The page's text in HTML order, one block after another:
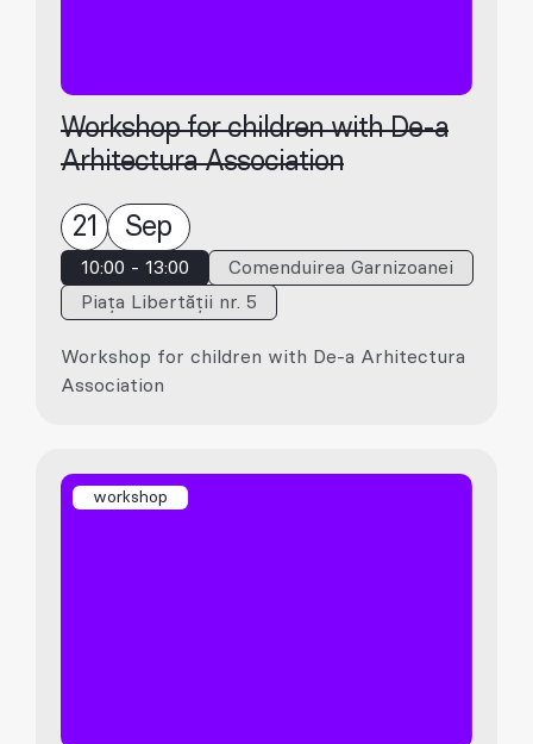
Workshop for children with De-a
Arhitectura Association
21 Sep
10:00 - 13:00
Comenduirea Garnizoanei
Piața Libertății nr. 5
Workshop for children with De-a Arhitectura
Association
workshop